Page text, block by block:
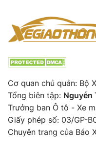
Cơ quan chủ quản: Bộ
Tổng biên tập: Nguyễn
Trưởng ban Ô tô - Xe
Giấy phép số: 03/GP-
Chuyên trang của Báo